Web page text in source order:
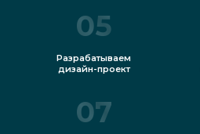
05
Разрабатываем
дизайн-проект
07